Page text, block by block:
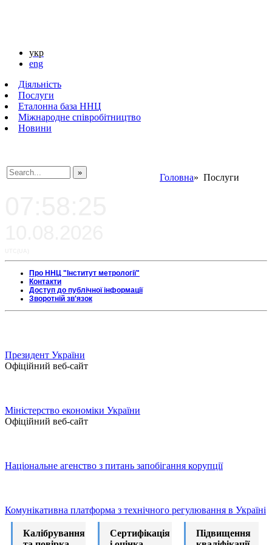
укр
eng
Діяльність
Послуги
Еталонна база ННЦ
Міжнародне співробітництво
Новини
Головна» Послуги
Про ННЦ "Інститут метрології"
Контакти
Доступ до публічної інформації
Зворотній зв'язок
Президент України
Офіційний веб-сайт
Міністерство економіки України
Офіційний веб-сайт
Національне агенство з питань запобігання корупції
Комунікативна платформа з технічного регулювання в Україні
Калібрування
Сертифікація
Підвищення